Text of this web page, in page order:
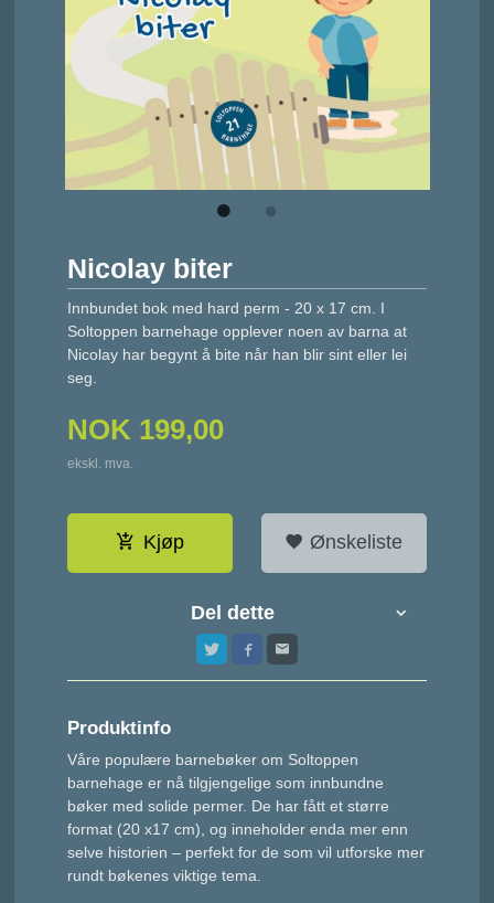
Nicolay biter
Innbundet bok med hard perm - 20 x 17 cm. I
Soltoppen barnehage opplever noen av barna at
Nicolay har begynt å bite når han blir sint eller lei
seg.
NOK 199,00
ekskl. mva.
Kjøp Ønskeliste
Del dette
Produktinfo
Våre populære barnebøker om Soltoppen
barnehage er nå tilgjengelige som innbundne
bøker med solide permer. De har fått et større
format (20 x17 cm), og inneholder enda mer enn
selve historien – perfekt for de som vil utforske mer
rundt bøkenes viktige tema.